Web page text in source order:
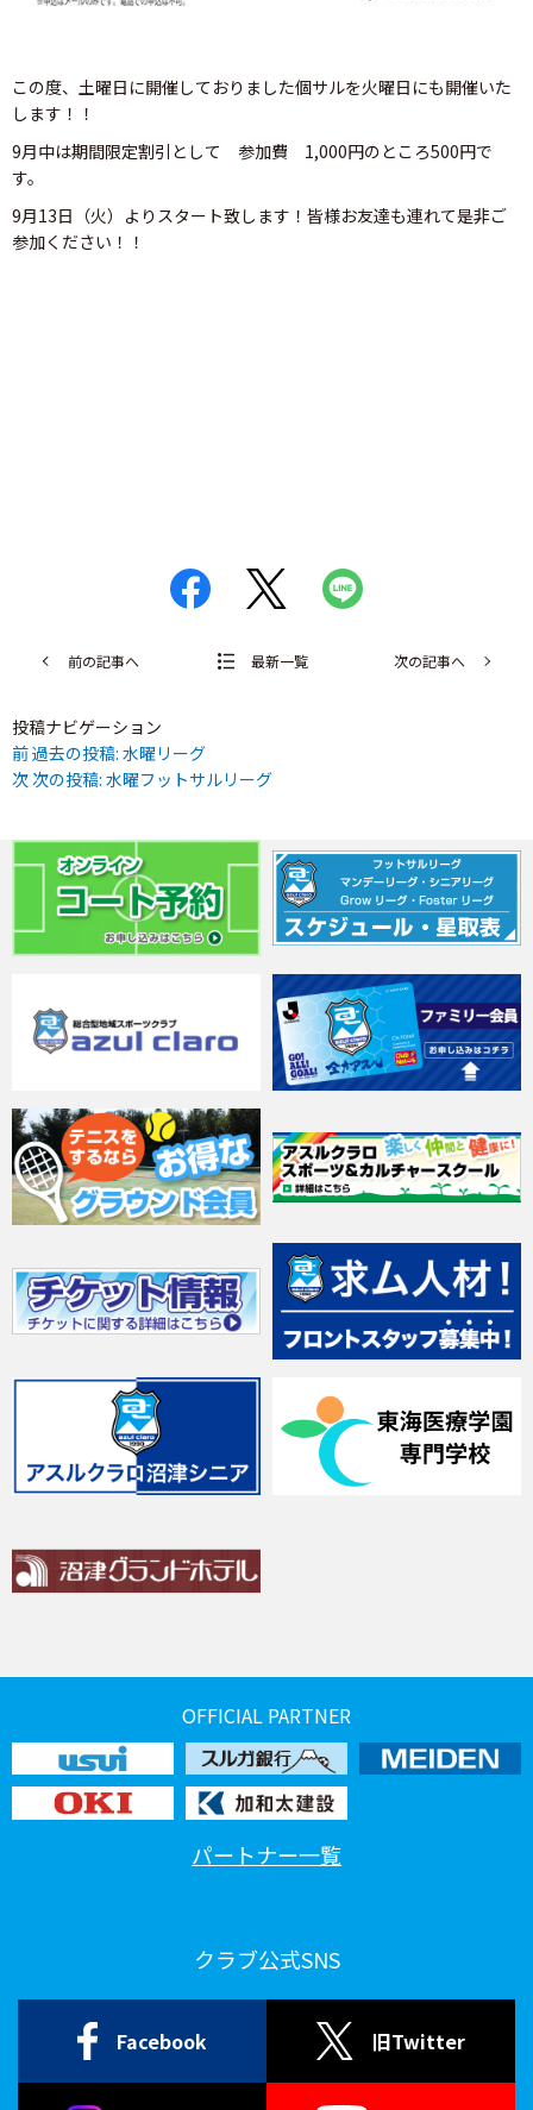
この度、土曜日に開催しておりました個サルを火曜日にも開催いた
します！！
9月中は期間限定割引として 参加費 1,000円のところ500円で
す。
9月13日（火）よりスタート致します！皆様お友達も連れて是非ご
参加ください！！
前の記事へ 最新一覧 次の記事へ
投稿ナビゲーション
前過去の投稿: 水曜リーグ
次次の投稿: 水曜フットサルリーグ
OFFICIAL PARTNER
パートナー一覧
クラブ公式SNS
Facebook 旧Twitter